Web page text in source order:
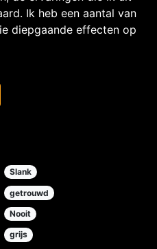
Ik heb een aantal van
diepgaande effecten op
Slank
getrouwd
Nooit
grijs